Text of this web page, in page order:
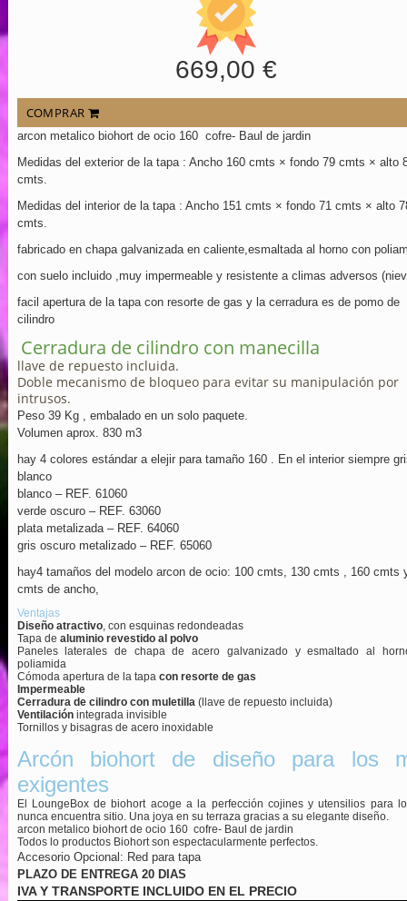
669,00 €
COMPRAR
arcon metalico biohort de ocio 160 cofre- Baul de jardin
Medidas del exterior de la tapa : Ancho 160 cmts × fondo 79 cmts × alto
cmts.
Medidas del interior de la tapa : Ancho 151 cmts × fondo 71 cmts × alto
cmts.
fabricado en chapa galvanizada en caliente,esmaltada al horno con
con suelo incluido ,muy impermeable y resistente a climas adversos
facil apertura de la tapa con resorte de gas y la cerradura es de pomo de
cilindro
Cerradura de cilindro con manecilla
llave de repuesto incluida.
Doble mecanismo de bloqueo para evitar su manipulación por
intrusos.
Peso 39 Kg , embalado en un solo paquete.
Volumen aprox. 830 m3
hay 4 colores estándar a elejir para tamaño 160 . En el interior siempre
blanco
blanco – REF. 61060
verde oscuro – REF. 63060
plata metalizada – REF. 64060
gris oscuro metalizado – REF. 65060
hay4 tamaños del modelo arcon de ocio: 100 cmts, 130 cmts , 160 cmts
cmts de ancho,
Ventajas
Diseño atractivo, con esquinas redondeadas
Tapa de aluminio revestido al polvo
Paneles laterales de chapa de acero galvanizado y esmaltado al
poliamida
Cómoda apertura de la tapa con resorte de gas
Impermeable
Cerradura de cilindro con muletilla (llave de repuesto incluida)
Ventilaciónintegrada invisible
Tornillos y bisagras de acero inoxidable
Arcón biohort de diseño para los
exigentes
El LoungeBox de biohort acoge a la perfección cojines y utensilios para
nunca encuentra sitio. Una joya en su terraza gracias a su elegante diseño.
arcon metalico biohort de ocio 160 cofre- Baul de jardin
Todos lo productos Biohort son espectacularmente perfectos.
Accesorio Opcional: Red para tapa
PLAZO DE ENTREGA 20 DIAS
IVA Y TRANSPORTE INCLUIDO EN EL PRECIO